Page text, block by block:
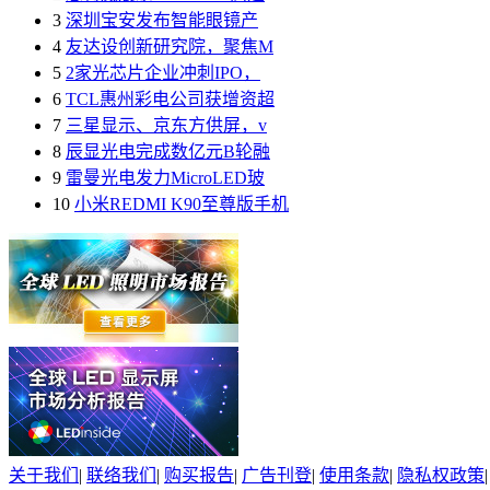
3 深圳宝安发布智能眼镜产
4 友达设创新研究院，聚焦M
5 2家光芯片企业冲刺IPO，
6 TCL惠州彩电公司获增资超
7 三星显示、京东方供屏，v
8 辰显光电完成数亿元B轮融
9 雷曼光电发力MicroLED玻
10 小米REDMI K90至尊版手机
关于我们 | 联络我们 | 购买报告| 广告刊登| 使用条款| 隐私权政策|